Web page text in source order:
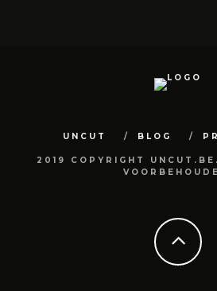
UNCUT BLOG
2019 COPYRIGHT